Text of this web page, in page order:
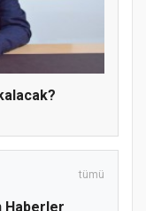
Konferansı
tümü
Haberler